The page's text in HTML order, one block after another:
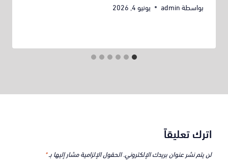
بواسطةadmin يونيو 4, 2026
اترك تعليقاً
لن يتم نشر عنوان بريدك الإلكتروني.الحقول الإلزامية مشار إليها بـ*